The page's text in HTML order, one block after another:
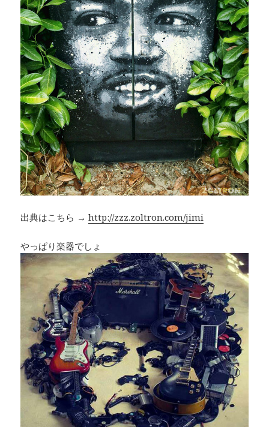
出典はこちら →http://zzz.zoltron.com/jimi
やっぱり楽器でしょ